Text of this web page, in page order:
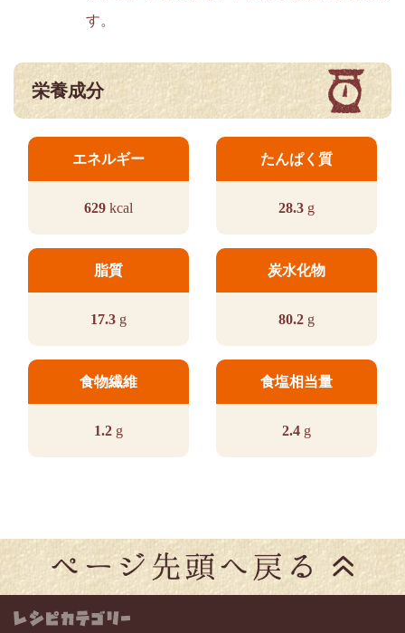
す。
栄養成分
エネルギー
629 kcal
たんぱく質
28.3 g
脂質
17.3 g
炭水化物
80.2 g
食物繊維
1.2 g
食塩相当量
2.4 g